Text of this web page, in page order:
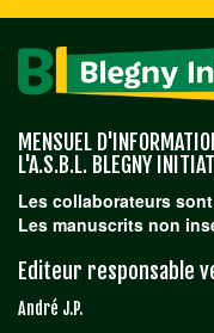
MENSUEL
L'A.S.B.L. BLEGNY
Les collaborateurs
Les manuscrits non
Editeur responsable
André J.P.